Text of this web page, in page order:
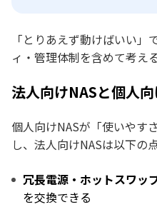
「とりあえず動けばいい
ィ・管理体制を含めて考え
法人向けNASと個人
個人向けNASが「使いやす
し、法人向けNASは以下の
冗長電源・ホットスワッ
を交換できる